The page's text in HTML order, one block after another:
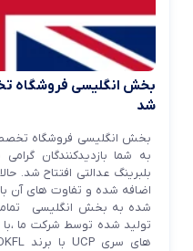
بخش انگلیسی فروشگاه
شد
بخش انگلیسی فروشگاه
به شما بازدیدکنندگان
بلبرینگ عدالتی افتتاح شد.
اضافه شده و تفاوت های آن
تولید شده توسط شرکت ما ،با